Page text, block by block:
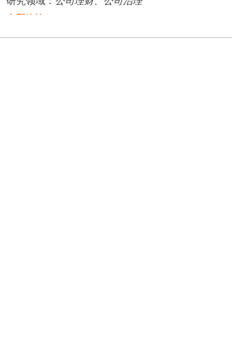
杜** 黄浦区